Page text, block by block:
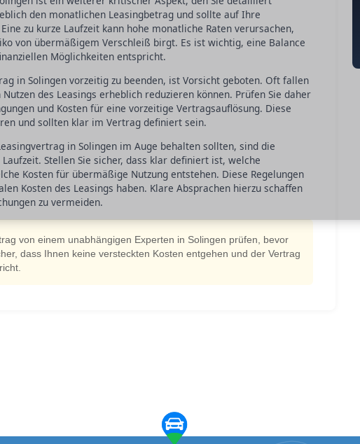
den monatlichen Leasingbetrag und sollte auf Ihre
zu kurze Laufzeit kann hohe monatliche Raten verursachen,
von übermäßigem Verschleiß birgt. Es ist wichtig, eine Balance
Möglichkeiten entspricht.
in Solingen vorzeitig zu beenden, ist Vorsicht geboten. Oft fallen
des Leasings erheblich reduzieren können. Prüfen Sie daher
und Kosten für eine vorzeitige Vertragsauflösung. Diese
und sollten klar im Vertrag definiert sein.
in Solingen im Auge behalten sollten, sind die
Stellen Sie sicher, dass klar definiert ist, welche
Kosten für übermäßige Nutzung entstehen. Diese Regelungen
Kosten des Leasings haben. Klare Absprachen hierzu schaffen
zu vermeiden.
von einem unabhängigen Experten in Solingen prüfen, bevor
dass Ihnen keine versteckten Kosten entgehen und der Vertrag